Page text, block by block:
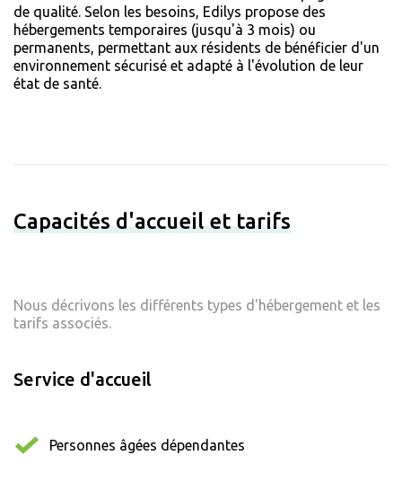
de qualité. Selon les besoins, Edilys propose des
hébergements temporaires (jusqu'à 3 mois) ou
permanents, permettant aux résidents de bénéficier d'un
environnement sécurisé et adapté à l'évolution de leur
état de santé.
Capacités d'accueil et tarifs
Nous décrivons les différents types d'hébergement et les
tarifs associés.
Service d'accueil
Personnes âgées dépendantes